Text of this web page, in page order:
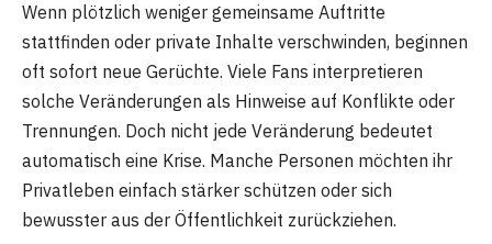
Wenn plötzlich weniger gemeinsame Auftritte
stattfinden oder private Inhalte verschwinden, beginnen
oft sofort neue Gerüchte. Viele Fans interpretieren
solche Veränderungen als Hinweise auf Konflikte oder
Trennungen. Doch nicht jede Veränderung bedeutet
automatisch eine Krise. Manche Personen möchten ihr
Privatleben einfach stärker schützen oder sich
bewusster aus der Öffentlichkeit zurückziehen.